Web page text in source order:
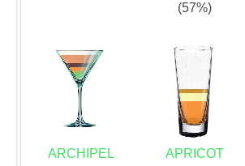
(57%)
ARCHIPEL
APRICOT